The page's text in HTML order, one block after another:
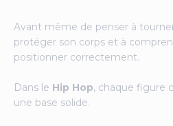
Avant même de penser à
protéger son corps et à
positionner correctement.
Dans le Hip Hop, chaque figure
une base solide.